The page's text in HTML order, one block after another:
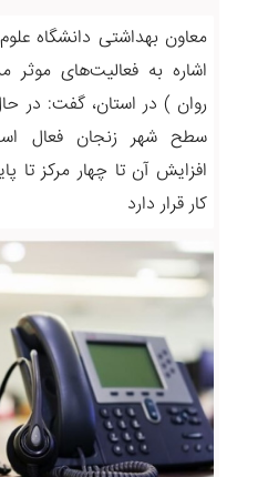
معاون بهداشتی دانشگاه
اشاره به فعالیت‌های موثر
سطح شهر زنجان فعال
افزایش آن تا چهار مرکز تا
کار قرار دارد